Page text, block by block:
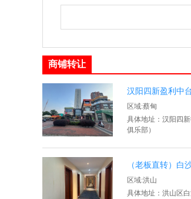
商铺转让
汉阳四新盈利中
区域:蔡甸
具体地址：汉阳四
俱乐部）
（老板直转）白
区域:洪山
具体地址：洪山区